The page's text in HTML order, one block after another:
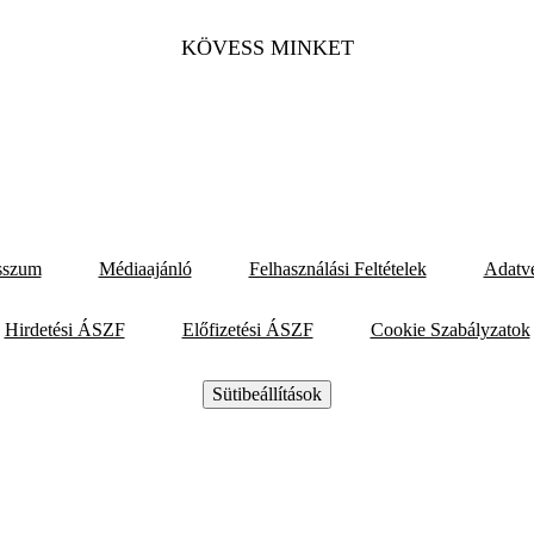
KÖVESS MINKET
Médiaajánló Felhasználási Feltételek
Hirdetési ÁSZF Előfizetési ÁSZF Cookie Szabályzatok
Sütibeállítások